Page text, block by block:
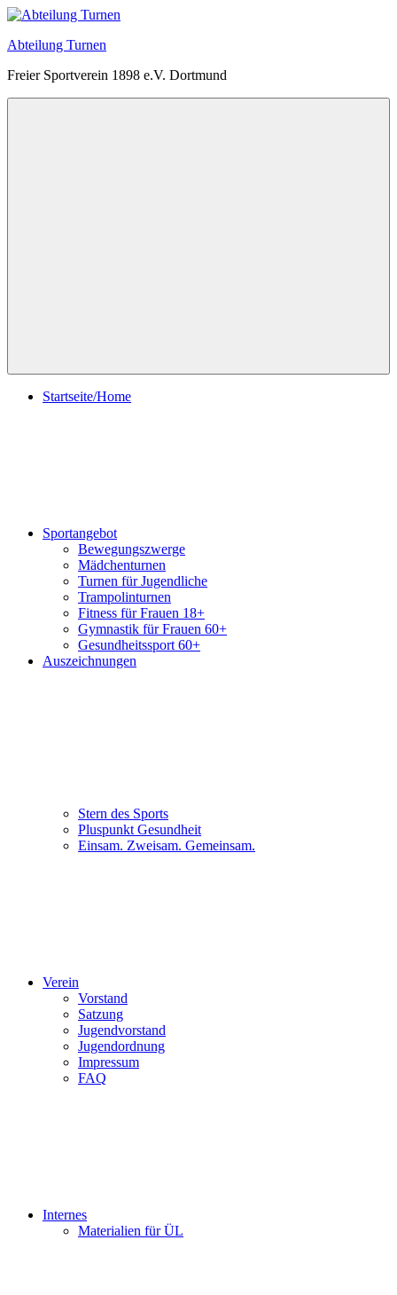
Zum
springen
Abteilung Turnen
Freier Sportverein 1898 e.V. Dortmund
Startseite/Home
Sportangebot
Bewegungszwerge
Mädchenturnen
Turnen für Jugendliche
Trampolinturnen
Fitness für Frauen 18+
Gymnastik für Frauen 60+
Gesundheitssport 60+
Auszeichnungen
Stern des Sports
Pluspunkt Gesundheit
Einsam. Zweisam. Gemeinsam.
Verein
Vorstand
Satzung
Jugendvorstand
Jugendordnung
Impressum
FAQ
Internes
Materialien für ÜL